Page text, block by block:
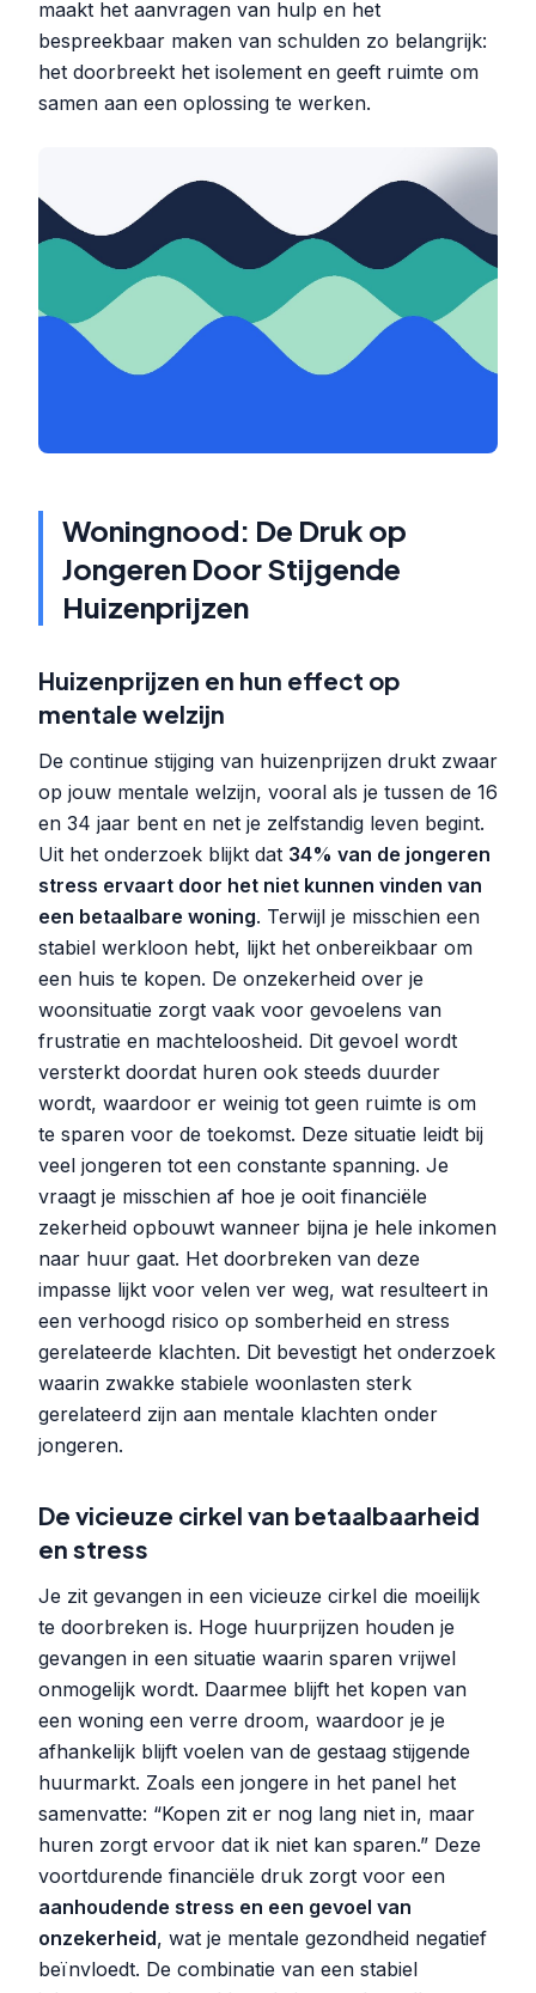
maakt het aanvragen van hulp en het
bespreekbaar maken van schulden zo belangrijk:
het doorbreekt het isolement en geeft ruimte om
samen aan een oplossing te werken.
Woningnood: De Druk op
Jongeren Door Stijgende
Huizenprijzen
Huizenprijzen en hun effect op
mentale welzijn
De continue stijging van huizenprijzen drukt zwaar
op jouw mentale welzijn, vooral als je tussen de 16
en 34 jaar bent en net je zelfstandig leven begint.
Uit het onderzoek blijkt dat 34% van de jongeren
stress ervaart door het niet kunnen vinden van
een betaalbare woning. Terwijl je misschien een
stabiel werkloon hebt, lijkt het onbereikbaar om
een huis te kopen. De onzekerheid over je
woonsituatie zorgt vaak voor gevoelens van
frustratie en machteloosheid. Dit gevoel wordt
versterkt doordat huren ook steeds duurder
wordt, waardoor er weinig tot geen ruimte is om
te sparen voor de toekomst. Deze situatie leidt bij
veel jongeren tot een constante spanning. Je
vraagt je misschien af hoe je ooit financiële
zekerheid opbouwt wanneer bijna je hele inkomen
naar huur gaat. Het doorbreken van deze
impasse lijkt voor velen ver weg, wat resulteert in
een verhoogd risico op somberheid en stress
gerelateerde klachten. Dit bevestigt het onderzoek
waarin zwakke stabiele woonlasten sterk
gerelateerd zijn aan mentale klachten onder
jongeren.
De vicieuze cirkel van betaalbaarheid
en stress
Je zit gevangen in een vicieuze cirkel die moeilijk
te doorbreken is. Hoge huurprijzen houden je
gevangen in een situatie waarin sparen vrijwel
onmogelijk wordt. Daarmee blijft het kopen van
een woning een verre droom, waardoor je je
afhankelijk blijft voelen van de gestaag stijgende
huurmarkt. Zoals een jongere in het panel het
samenvatte: “Kopen zit er nog lang niet in, maar
huren zorgt ervoor dat ik niet kan sparen.” Deze
voortdurende financiële druk zorgt voor een
aanhoudende stress en een gevoel van
onzekerheid, wat je mentale gezondheid negatief
beïnvloedt. De combinatie van een stabiel